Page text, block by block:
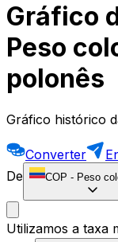
Gráfico
Peso
polonês
Gráfico histórico
Converter
De
COP - Peso
Utilizamos a taxa